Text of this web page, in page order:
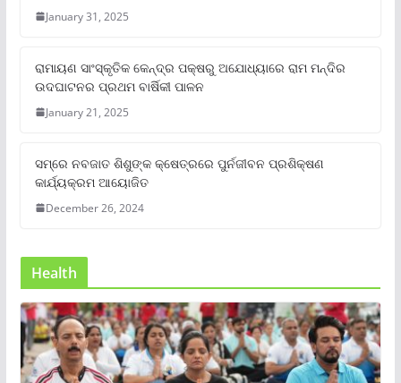
January 31, 2025
ରାମାୟଣ ସାଂସ୍କୃତିକ କେନ୍ଦ୍ର ପକ୍ଷରୁ ଅଯୋଧ୍ୟାରେ ରାମ ମନ୍ଦିର
ଉଦଘାଟନର ପ୍ରଥମ ବାର୍ଷିକୀ ପାଳନ
January 21, 2025
ସମ୍‌ରେ ନବଜାତ ଶିଶୁଙ୍କ କ୍ଷେତ୍ରରେ ପୁର୍ନଜୀବନ ପ୍ରଶିକ୍ଷଣ
କାର୍ଯ୍ୟକ୍ରମ ଆୟୋଜିତ
December 26, 2024
Health